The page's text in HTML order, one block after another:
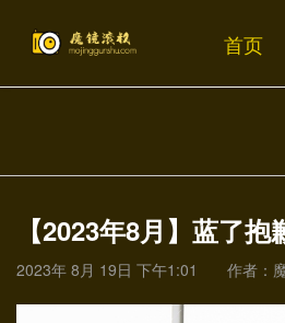
首页
【2023年8月】蓝了抱
2023年 8月 19日 下午1:01 作者：